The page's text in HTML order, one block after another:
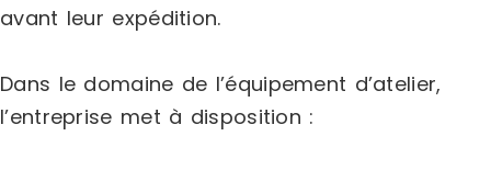
avant leur expédition.
Dans le domaine de l’équipement d’atelier,
l’entreprise met à disposition :